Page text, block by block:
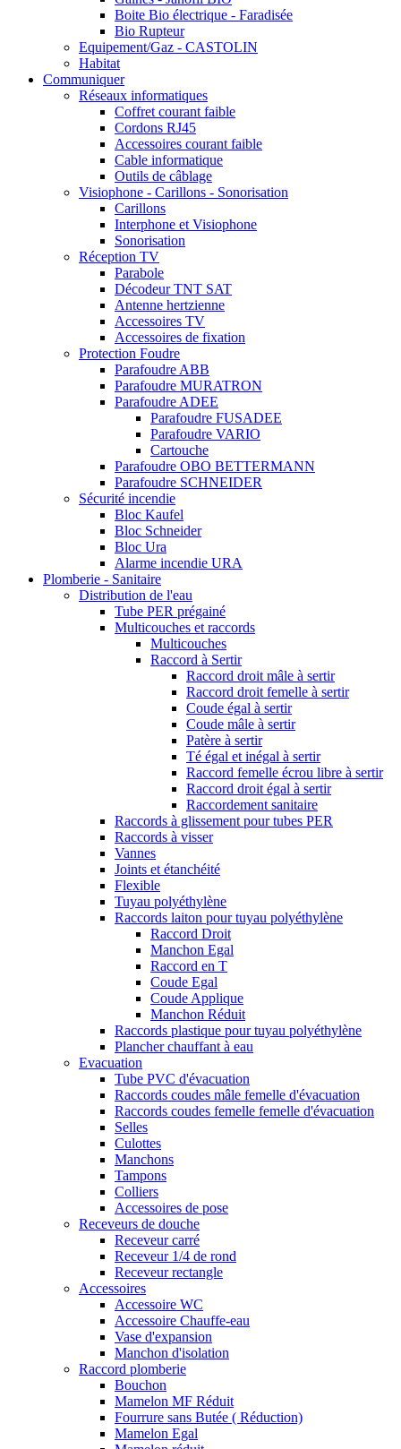
Boite Bio électrique - Faradisée
Bio Rupteur
Equipement/Gaz - CASTOLIN
Habitat
Communiquer
Réseaux informatiques
Coffret courant faible
Cordons RJ45
Accessoires courant faible
Cable informatique
Outils de câblage
Visiophone - Carillons - Sonorisation
Carillons
Interphone et Visiophone
Sonorisation
Réception TV
Parabole
Décodeur TNT SAT
Antenne hertzienne
Accessoires TV
Accessoires de fixation
Protection Foudre
Parafoudre ABB
Parafoudre MURATRON
Parafoudre ADEE
Parafoudre FUSADEE
Parafoudre VARIO
Cartouche
Parafoudre OBO BETTERMANN
Parafoudre SCHNEIDER
Sécurité incendie
Bloc Kaufel
Bloc Schneider
Bloc Ura
Alarme incendie URA
Plomberie - Sanitaire
Distribution de l'eau
Tube PER prégainé
Multicouches et raccords
Multicouches
Raccord à Sertir
Raccord droit mâle à sertir
Raccord droit femelle à sertir
Coude égal à sertir
Coude mâle à sertir
Patère à sertir
Té égal et inégal à sertir
Raccord femelle écrou libre à sertir
Raccord droit égal à sertir
Raccordement sanitaire
Raccords à glissement pour tubes PER
Raccords à visser
Vannes
Joints et étanchéité
Flexible
Tuyau polyéthylène
Raccords laiton pour tuyau polyéthylène
Raccord Droit
Manchon Egal
Raccord en T
Coude Egal
Coude Applique
Manchon Réduit
Raccords plastique pour tuyau polyéthylène
Plancher chauffant à eau
Evacuation
Tube PVC d'évacuation
Raccords coudes mâle femelle d'évacuation
Raccords coudes femelle femelle d'évacuation
Selles
Culottes
Manchons
Tampons
Colliers
Accessoires de pose
Receveurs de douche
Receveur carré
Receveur 1/4 de rond
Receveur rectangle
Accessoires
Accessoire WC
Accessoire Chauffe-eau
Vase d'expansion
Manchon d'isolation
Raccord plomberie
Bouchon
Mamelon MF Réduit
Fourrure sans Butée ( Réduction)
Mamelon Egal